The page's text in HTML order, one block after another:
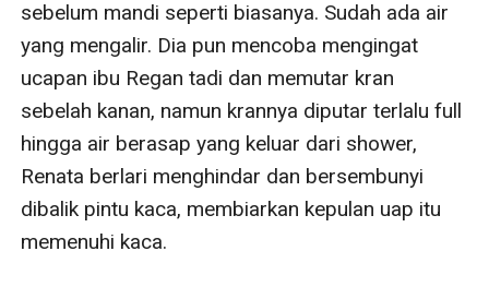
sebelum mandi seperti biasanya. Sudah ada air
yang mengalir. Dia pun mencoba mengingat
ucapan ibu Regan tadi dan memutar kran
sebelah kanan, namun krannya diputar terlalu full
hingga air berasap yang keluar dari shower,
Renata berlari menghindar dan bersembunyi
dibalik pintu kaca, membiarkan kepulan uap itu
memenuhi kaca.